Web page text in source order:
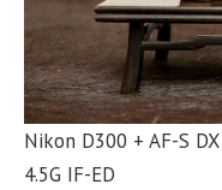
Nikon D300 + AF-S
4.5G IF-ED